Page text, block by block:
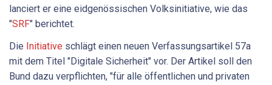
lanciert er eine eidgenössischen Volksinitiative, wie das
"SRF" berichtet.
Die Initiative schlägt einen neuen Verfassungsartikel 57a
mit dem Titel "Digitale Sicherheit" vor. Der Artikel soll den
Bund dazu verpflichten, "für alle öffentlichen und privaten